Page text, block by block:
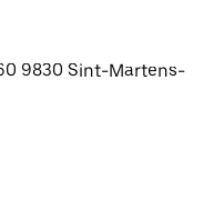
9830 Sint-Martens-